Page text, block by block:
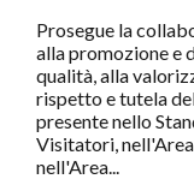
Prosegue la
alla promozione e
qualità, alla
rispetto e tutela
presente nello
Visitatori, nell'Area
nell'Area...